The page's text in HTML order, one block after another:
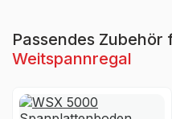
Passendes Zubehör
Weitspannregal